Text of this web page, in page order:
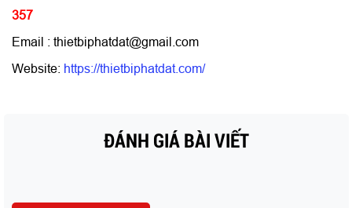
357
Email : thietbiphatdat@gmail.com
Website: https://thietbiphatdat.com/
ĐÁNH GIÁ BÀI VIẾT